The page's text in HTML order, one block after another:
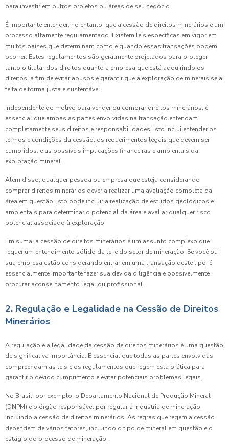
para investir em outros projetos ou áreas de seu negócio.
É importante entender, no entanto, que a cessão de direitos minerários é um
processo altamente regulamentado. Existem leis específicas em vigor em
muitos países que determinam como e quando essas transações podem
ocorrer. Estes regulamentos são geralmente projetados para proteger
tanto o titular dos direitos quanto a empresa que está adquirindo os
direitos, a fim de evitar abusos e garantir que a exploração de minerais seja
feita de forma justa e sustentável.
Independente do motivo para vender ou comprar direitos minerários, é
essencial que ambas as partes envolvidas na transação entendam
completamente seus direitos e responsabilidades. Isto inclui entender os
termos e condições da cessão, os requerimentos legais que devem ser
cumpridos, e as possíveis implicações financeiras e ambientais da
exploração mineral.
Além disso, qualquer pessoa ou empresa que esteja considerando
comprar direitos minerários deveria realizar uma avaliação completa da
área em questão. Isto pode incluir a realização de estudos geológicos e
ambientais para determinar o potencial da área e avaliar qualquer risco
potencial associado à exploração.
Em suma, a cessão de direitos minerários é um assunto complexo que
requer um entendimento sólido da lei e do setor de mineração. Se você ou
sua empresa estão considerando entrar em uma transação deste tipo, é
essencialmente importante fazer sua devida diligência e possivelmente
procurar aconselhamento legal ou profissional.
2. Regulação e Legalidade na Cessão de Direitos
Minerários
A regulação e a legalidade da cessão de direitos minerários é uma questão
de significativa importância. É essencial que todas as partes envolvidas
compreendam as leis e os regulamentos que regem esta prática para
garantir o devido cumprimento e evitar potenciais problemas legais.
No Brasil, por exemplo, o Departamento Nacional de Produção Mineral
(DNPM) é o órgão responsável por regular a indústria de mineração,
incluindo a cessão de direitos minerários. As regras que regem a cessão
dependem de vários fatores, incluindo o tipo de mineral em questão e o
estágio do processo de mineração.